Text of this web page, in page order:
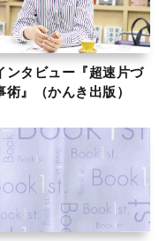
ンタビュー『超速片づ
術』（かんき出版）